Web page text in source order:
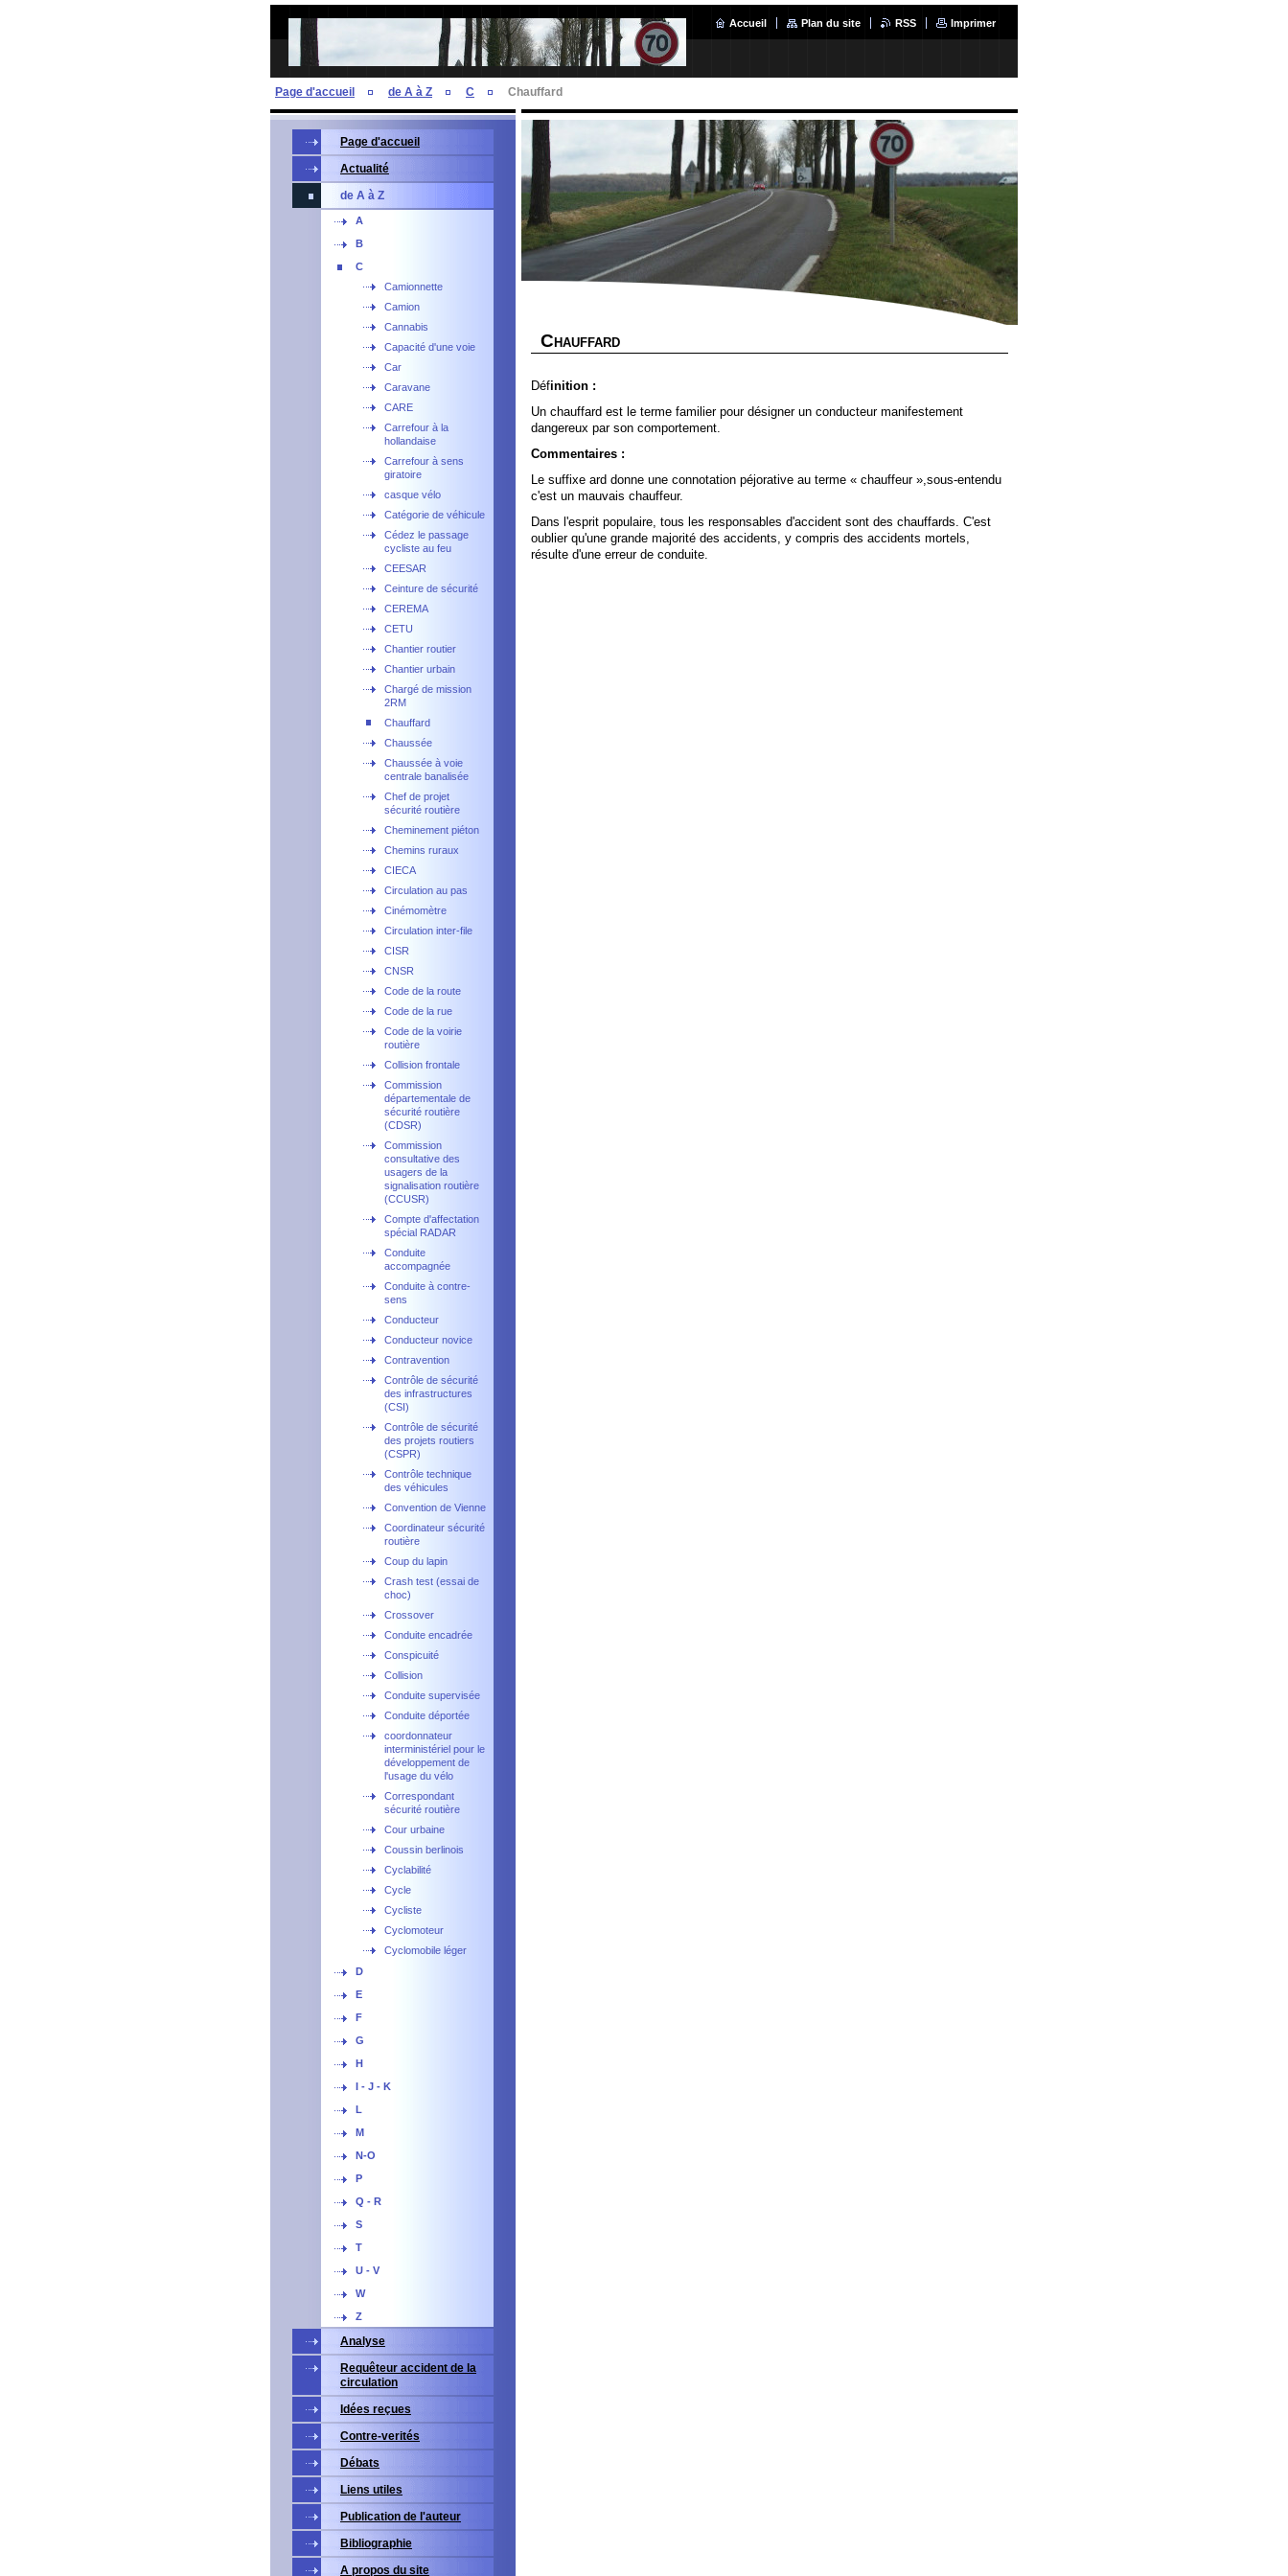
Accueil Plan du site RSS Imprimer
Page d'accueil de A à Z C Chauffard
C HAUFFARD
Définition :
Un chauffard est le terme familier pour désigner un conducteur manifestement
dangereux par son comportement.
Commentaires :
Le suffixe ard donne une connotation péjorative au terme « chauffeur »,sous-entendu
c'est un mauvais chauffeur.
Dans l'esprit populaire, tous les responsables d'accident sont des chauffards. C'est
oublier qu'une grande majorité des accidents, y compris des accidents mortels,
résulte d'une erreur de conduite.
Page d'accueil
Actualité
de A à Z
A
B
C
Camionnette
Camion
Cannabis
Capacité d'une voie
Car
Caravane
CARE
Carrefour à la
hollandaise
Carrefour à sens
giratoire
casque vélo
Catégorie de véhicule
Cédez le passage
cycliste au feu
CEESAR
Ceinture de sécurité
CEREMA
CETU
Chantier routier
Chantier urbain
Chargé de mission
2RM
Chauffard
Chaussée
Chaussée à voie
centrale banalisée
Chef de projet
sécurité routière
Cheminement piéton
Chemins ruraux
CIECA
Circulation au pas
Cinémomètre
Circulation inter-file
CISR
CNSR
Code de la route
Code de la rue
Code de la voirie
routière
Collision frontale
Commission
départementale de
sécurité routière
(CDSR)
Commission
consultative des
usagers de la
signalisation routière
(CCUSR)
Compte d'affectation
spécial RADAR
Conduite
accompagnée
Conduite à contre-
sens
Conducteur
Conducteur novice
Contravention
Contrôle de sécurité
des infrastructures
(CSI)
Contrôle de sécurité
des projets routiers
(CSPR)
Contrôle technique
des véhicules
Convention de Vienne
Coordinateur sécurité
routière
Coup du lapin
Crash test (essai de
choc)
Crossover
Conduite encadrée
Conspicuité
Collision
Conduite supervisée
Conduite déportée
coordonnateur
interministériel pour le
développement de
l'usage du vélo
Correspondant
sécurité routière
Cour urbaine
Coussin berlinois
Cyclabilité
Cycle
Cycliste
Cyclomoteur
Cyclomobile léger
D
E
F
G
H
I - J - K
L
M
N-O
P
Q - R
S
T
U - V
W
Z
Analyse
Requêteur accident de la
circulation
Idées reçues
Contre-verités
Débats
Liens utiles
Publication de l'auteur
Bibliographie
A propos du site